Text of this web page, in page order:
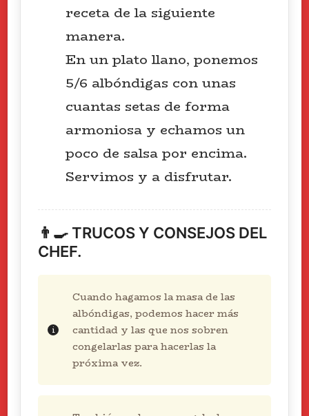
receta de la siguiente
manera.
En un plato llano, ponemos
5/6 albóndigas con unas
cuantas setas de forma
armoniosa y echamos un
poco de salsa por encima.
Servimos y a disfrutar.
👨🍳 TRUCOS Y CONSEJOS DEL
CHEF.
Cuando hagamos la masa de las
albóndigas, podemos hacer más
cantidad y las que nos sobren
congelarlas para hacerlas la
próxima vez.